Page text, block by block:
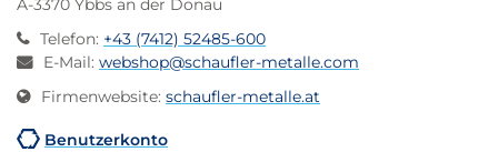
A-3370 Ybbs an der Donau
Telefon: +43 (7412) 52485-600
E-Mail: webshop@schaufler-metalle.com
Firmenwebsite: schaufler-metalle.at
Benutzerkonto